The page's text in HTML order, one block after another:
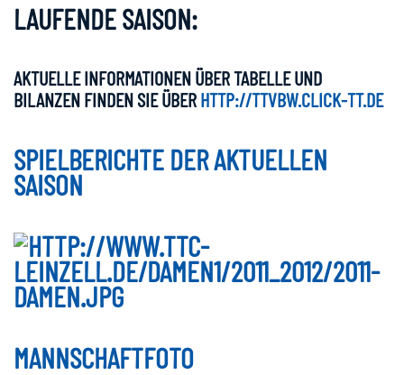
LAUFENDE SAISON:
AKTUELLE INFORMATIONEN ÜBER TABELLE UND
BILANZEN FINDEN SIE ÜBERHTTP://TTVBW.CLICK-TT.DE
SPIELBERICHTE DER AKTUELLEN
SAISON
MANNSCHAFTFOTO